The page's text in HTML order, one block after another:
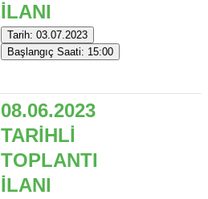
İLANI
Tarih: 03.07.2023
Başlangıç Saati: 15:00
08.06.2023
TARİHLİ
TOPLANTI
İLANI